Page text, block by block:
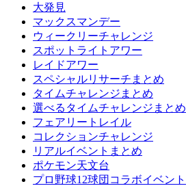
大発見
マックスマンデー
ウィークリーチャレンジ
スポットライトアワー
レイドアワー
スペシャルリサーチまとめ
タイムチャレンジまとめ
選べるタイムチャレンジまとめ
フェアリートレイル
コレクションチャレンジ
リアルイベントまとめ
ポケモン天文台
プロ野球12球団コラボイベント